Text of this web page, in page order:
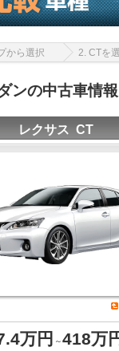
から選択 2. CTを
ンの中古車情
レクサス CT
万円 ～418万